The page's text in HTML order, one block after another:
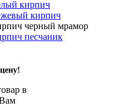
кирпич
кирпич
черный мрамор
песчаник
в